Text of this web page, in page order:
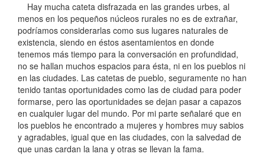
Hay mucha cateta disfrazada en las grandes urbes, al
menos en los pequeños núcleos rurales no es de extrañar,
podríamos considerarlas como sus lugares naturales de
existencia, siendo en éstos asentamientos en donde
tenemos más tiempo para la conversación en profundidad,
no se hallan muchos espacios para ésta, ni en los pueblos ni
en las ciudades. Las catetas de pueblo, seguramente no han
tenido tantas oportunidades como las de ciudad para poder
formarse, pero las oportunidades se dejan pasar a capazos
en cualquier lugar del mundo. Por mi parte señalaré que en
los pueblos he encontrado a mujeres y hombres muy sabios
y agradables, igual que en las ciudades, con la salvedad de
que unas cardan la lana y otras se llevan la fama.